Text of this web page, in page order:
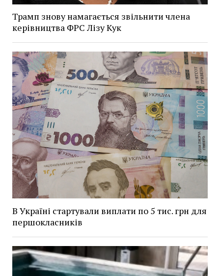
Трамп знову намагається звільнити члена
керівництва ФРС Лізу Кук
В Україні стартували виплати по 5 тис. грн для
першокласників